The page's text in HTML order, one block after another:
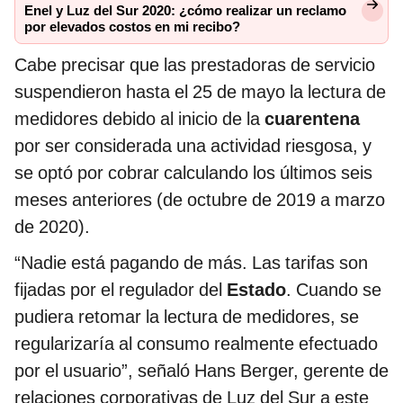
Enel y Luz del Sur 2020: ¿cómo realizar un reclamo
por elevados costos en mi recibo?
Cabe precisar que las prestadoras de servicio
suspendieron hasta el 25 de mayo la lectura de
medidores debido al inicio de lacuarentena
por ser considerada una actividad riesgosa, y
se optó por cobrar calculando los últimos seis
meses anteriores (de octubre de 2019 a marzo
de 2020).
“Nadie está pagando de más. Las tarifas son
fijadas por el regulador del Estado. Cuando se
pudiera retomar la lectura de medidores, se
regularizaría al consumo realmente efectuado
por el usuario”, señaló Hans Berger, gerente de
relaciones corporativas de Luz del Sur a este